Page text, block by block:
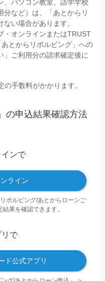
、パソコン教室、語学学校
分など）は、「あとからリ
い場合があります。
・オンラインまたはTRUST
とからリボルビング」への
」ご利用分の請求確定後に
手数料がかかります。
の申込結果確認方法
ンで
ライン
ボルビング/あとからローンご
果を確認できます。
リで
ド公式アプリ